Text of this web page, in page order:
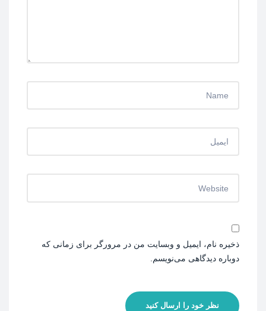
ذخیره نام، ایمیل و وبسایت من در مرورگر برای زمانی که
دوباره دیدگاهی می‌نویسم.
نظر خود را ارسال کنید